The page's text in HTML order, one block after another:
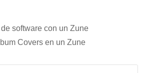
software con un Zune
Covers en un Zune